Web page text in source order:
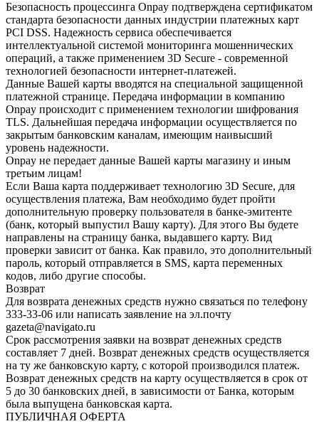
Безопасность процессинга Onpay подтверждена сертификатом
стандарта безопасности данных индустрии платежных карт
PCI DSS. Надежность сервиса обеспечивается
интеллектуальной системой мониторинга мошеннических
операций, а также применением 3D Secure - современной
технологией безопасности интернет-платежей.
Данные Вашей карты вводятся на специальной защищенной
платежной странице. Передача информации в компанию
Onpay происходит с применением технологии шифрования
TLS. Дальнейшая передача информации осуществляется по
закрытым банковским каналам, имеющим наивысший
уровень надежности.
Onpay не передает данные Вашей карты магазину и иным
третьим лицам!
Если Ваша карта поддерживает технологию 3D Secure, для
осуществления платежа, Вам необходимо будет пройти
дополнительную проверку пользователя в банке-эмитенте
(банк, который выпустил Вашу карту). Для этого Вы будете
направлены на страницу банка, выдавшего карту. Вид
проверки зависит от банка. Как правило, это дополнительный
пароль, который отправляется в SMS, карта переменных
кодов, либо другие способы.
Возврат
Для возврата денежных средств нужно связаться по телефону
333-33-06 или написать заявление на эл.почту
gazeta@navigato.ru
Срок рассмотрения заявки на возврат денежных средств
составляет 7 дней. Возврат денежных средств осуществляется
на ту же банковскую карту, с которой производился платеж.
Возврат денежных средств на карту осуществляется в срок от
5 до 30 банковских дней, в зависимости от Банка, которым
была выпущена банковская карта.
ПУБЛИЧНАЯ ОФЕРТА